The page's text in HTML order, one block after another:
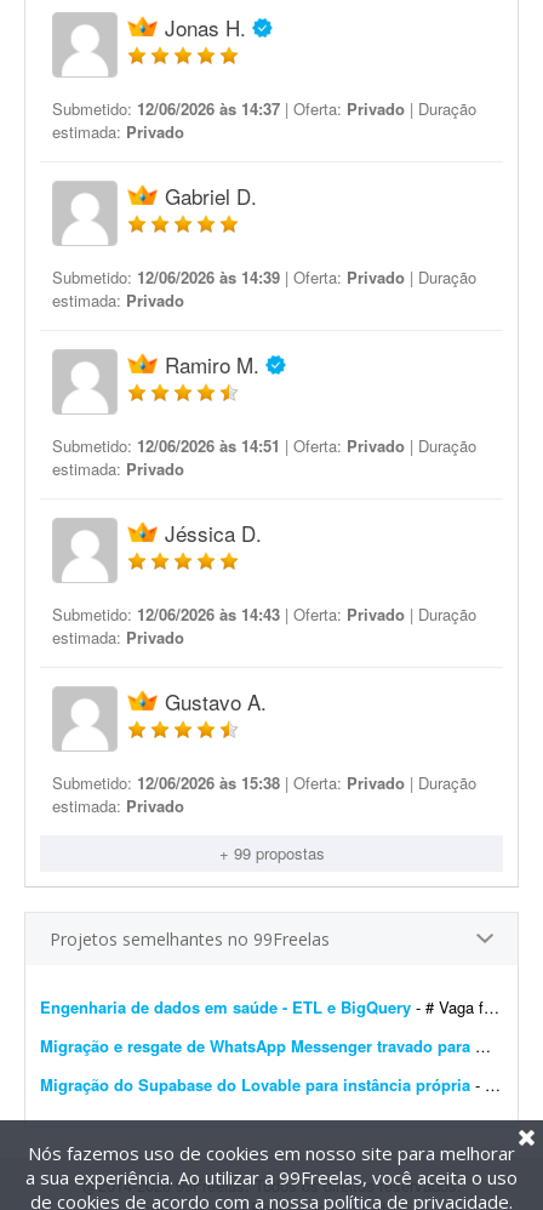
Jonas H.
Submetido: 12/06/2026 às 14:37 | Oferta: Privado | Duração
estimada: Privado
Gabriel D.
Submetido: 12/06/2026 às 14:39 | Oferta: Privado | Duração
estimada: Privado
Ramiro M.
Submetido: 12/06/2026 às 14:51 | Oferta: Privado | Duração
estimada: Privado
Jéssica D.
Submetido: 12/06/2026 às 14:43 | Oferta: Privado | Duração
estimada: Privado
Gustavo A.
Submetido: 12/06/2026 às 15:38 | Oferta: Privado | Duração
estimada: Privado
+ 99 propostas
Projetos semelhantes no 99Freelas
Engenharia de dados em saúde - ETL e BigQuery - # Vaga freelancer - Especialista em Dados de Saúde (Pleno/Sênior) | ETL, BigQuery e Integração de Sistemas ## Sobre o projeto Buscamos um profissional, nível Ple...
Migração e resgate de WhatsApp Messenger travado para WhatsApp Business
Migração do Supabase do Lovable para instância própria - Migração do projeto Supabase atualmente hospedado no Lovable para uma instância própria, sem migração de dados. Escopo do trabalho: - Criar novo projeto no...
@2014-2026 99Freelas. Todos os direitos reservados.
Nós fazemos uso de cookies em nosso site para melhorar
a sua experiência. Ao utilizar a 99Freelas, você aceita o uso
de cookies de acordo com a nossa política de privacidade.